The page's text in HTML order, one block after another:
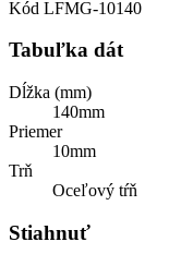
Kód LFMG-10140
Tabuľka dát
Dĺžka (mm)
140mm
Priemer
10mm
Trň
Oceľový tŕň
Stiahnuť